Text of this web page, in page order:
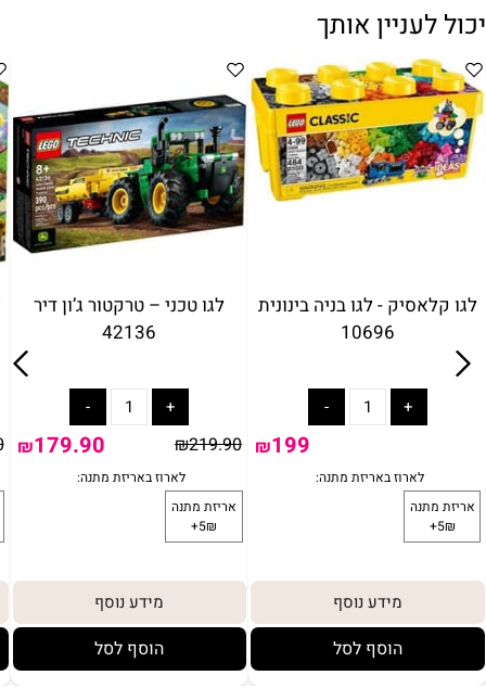
יכול לעניין אותך
לגו טכני – טרקטור ג’ון דיר
42136
₪219.90
₪179.90
מידע נוסף
הוסף לסל
לגו קלאסיק - לגו בניה בינונית
10696
₪199
מידע נוסף
הוסף לסל